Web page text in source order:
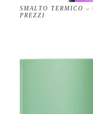
SMALTO TERMICO
PREZZI